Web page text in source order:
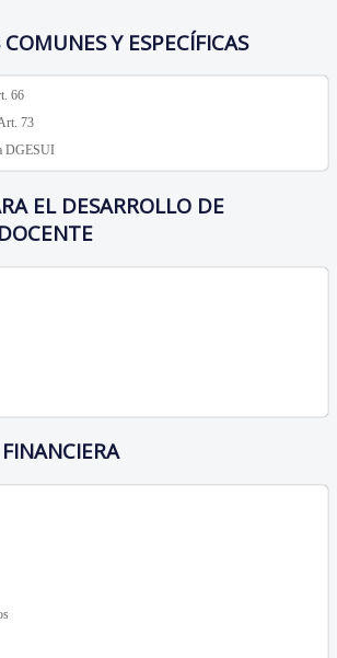
Y ESPECÍFICAS
66
73
DGESUI
EL DESARROLLO DE